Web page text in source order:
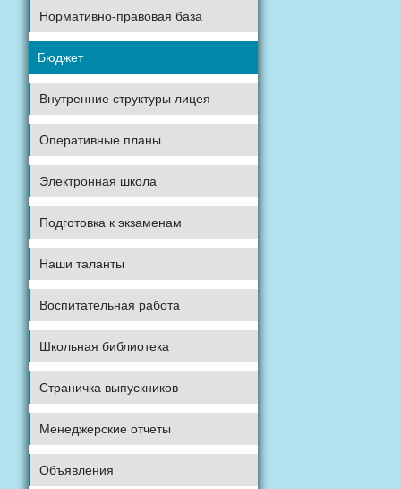
Нормативно-правовая база
Бюджет
Внутренние структуры лицея
Оперативные планы
Электронная школа
Подготовка к экзаменам
Наши таланты
Воспитательная работа
Школьная библиотека
Страничка выпускников
Менеджерские отчеты
Объявления